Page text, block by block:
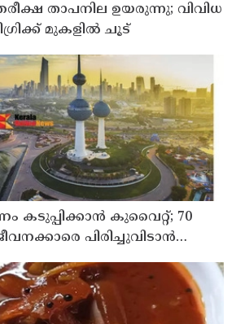
താപനില ഉയരുന്നു; വിവിധ
മുകളില്‍ ചൂട്
കടുപ്പിക്കാന്‍ കുവൈറ്റ്; 70
പിരിച്ചുവിടാന്‍